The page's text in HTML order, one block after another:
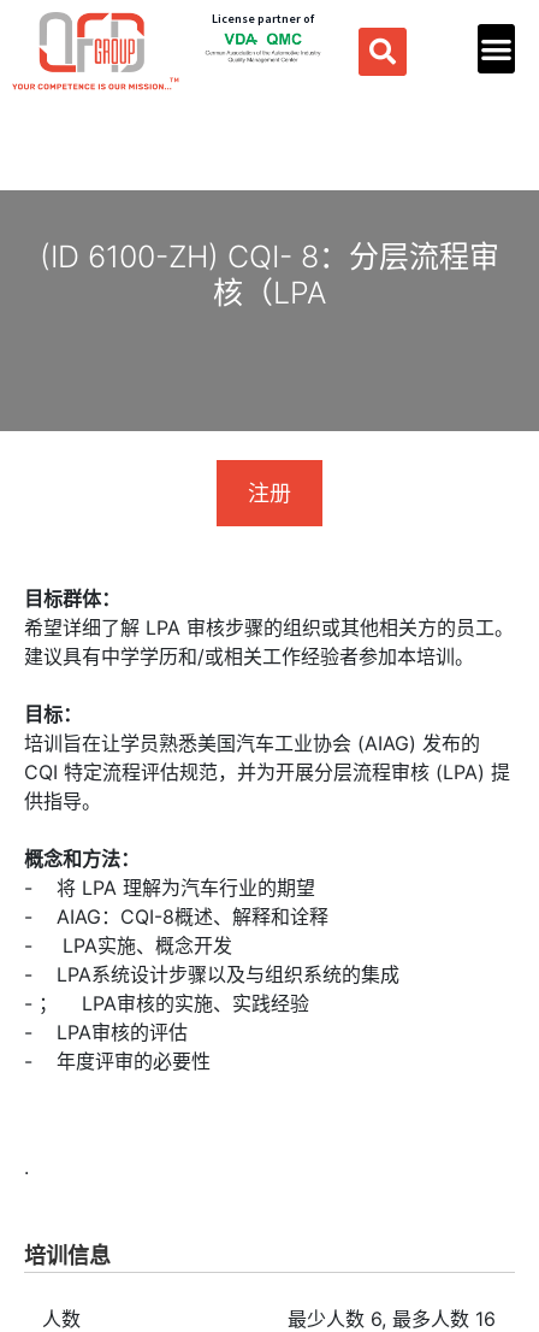
License partner of
(ID 6100-ZH) CQI- 8：分层流程审
核（LPA
注册
目标群体：
希望详细了解 LPA 审核步骤的组织或其他相关方的员工。
建议具有中学学历和/或相关工作经验者参加本培训。
目标：
培训旨在让学员熟悉美国汽车工业协会 (AIAG) 发布的
CQI 特定流程评估规范，并为开展分层流程审核 (LPA) 提
供指导。
概念和方法：
- 将 LPA 理解为汽车行业的期望
- AIAG：CQI-8概述、解释和诠释
- LPA实施、概念开发
- LPA系统设计步骤以及与组织系统的集成
- ； LPA审核的实施、实践经验
- LPA审核的评估
- 年度评审的必要性
.
培训信息
人数 最少人数 6, 最多人数 16